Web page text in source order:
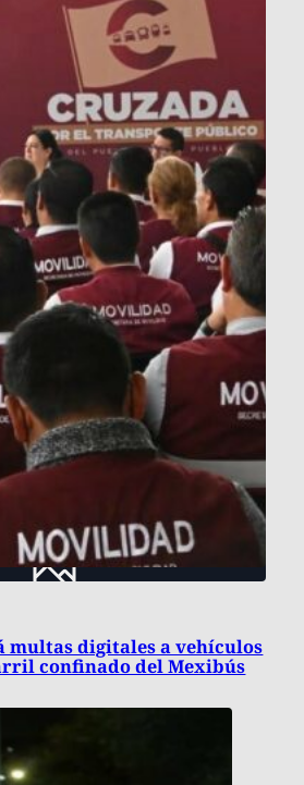
multas digitales a vehículos
confinado del Mexibús